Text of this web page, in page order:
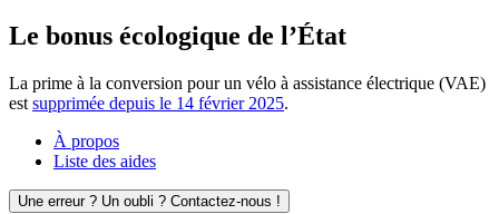
Le bonus écologique de l’État
La prime à la conversion pour un vélo à assistance électrique (VAE)
est supprimée depuis le 14 février 2025.
À propos
Liste des aides
Une erreur ? Un oubli ? Contactez-nous !